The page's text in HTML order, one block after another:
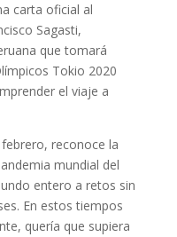
carta oficial al
Sagasti,
que tomará
Tokio 2020
el viaje a
reconoce la
mundial del
entero a retos sin
En estos tiempos
quería que supiera